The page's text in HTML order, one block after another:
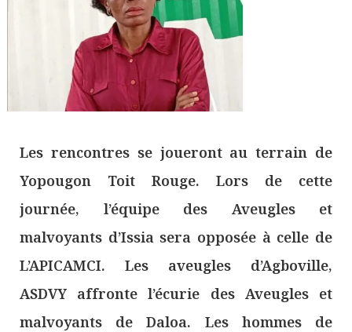
Les rencontres se joueront au terrain de
Yopougon Toit Rouge. Lors de cette
journée, l’équipe des Aveugles et
malvoyants d’Issia sera opposée à celle de
L’APICAMCI. Les aveugles d’Agboville,
ASDVY affronte l’écurie des Aveugles et
malvoyants de Daloa. Les hommes de